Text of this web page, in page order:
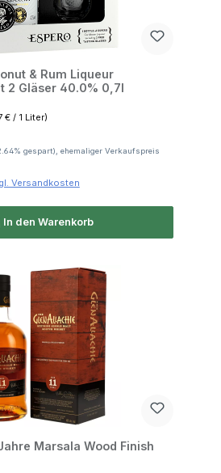
& Rum Liqueur
2 Gläser 40.0% 0,7l
€ / 1 Liter)
gespart), ehemaliger Verkaufspreis
Versandkosten
In den Warenkorb
Marsala Wood Finish